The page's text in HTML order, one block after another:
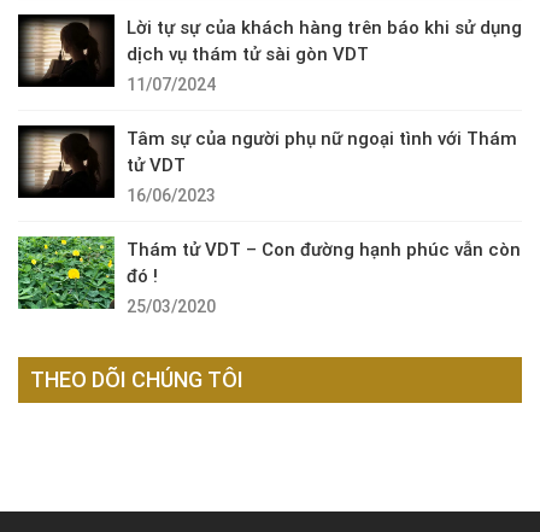
Lời tự sự của khách hàng trên báo khi sử dụng
dịch vụ thám tử sài gòn VDT
11/07/2024
Tâm sự của người phụ nữ ngoại tình với Thám
tử VDT
16/06/2023
Thám tử VDT – Con đường hạnh phúc vẫn còn
đó !
25/03/2020
THEO DÕI CHÚNG TÔI